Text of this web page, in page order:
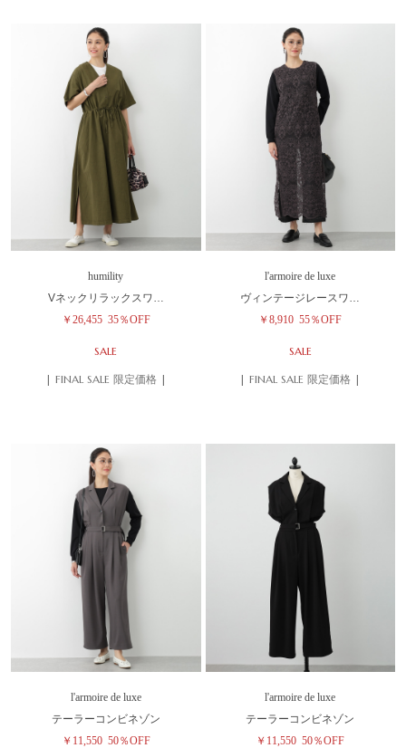
humility
Vネックリラックスワ…
￥26,455 35％OFF
SALE
| FINAL SALE 限定価格 |
l'armoire de luxe
ヴィンテージレースワ…
￥8,910 55％OFF
SALE
| FINAL SALE 限定価格 |
l'armoire de luxe
テーラーコンビネゾン
￥11,550 50％OFF
l'armoire de luxe
テーラーコンビネゾン
￥11,550 50％OFF